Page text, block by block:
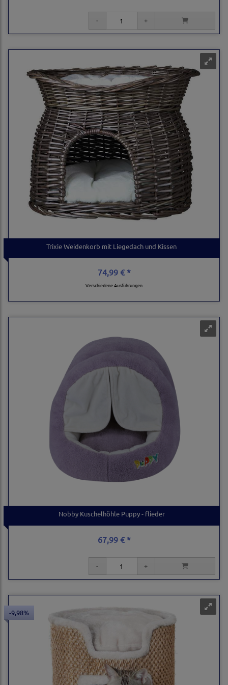
Trixie Weidenkorb mit Liegedach und Kissen
74,99 € *
Verschiedene Ausführungen
Nobby Kuschelhöhle Puppy - flieder
67,99 € *
-9,98%